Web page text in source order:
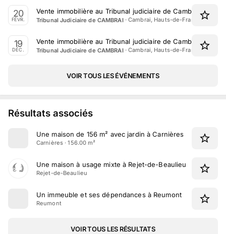
20
FÉVR.
Vente immobilière au Tribunal judiciaire de Cambrai le 20
Tribunal Judiciaire de CAMBRAI·Cambrai, Hauts-de-France
19
DÉC.
Vente immobilière au Tribunal judiciaire de Cambrai le 19
Tribunal Judiciaire de CAMBRAI·Cambrai, Hauts-de-France
VOIR TOUS LES ÉVÉNEMENTS
Résultats associés
Une maison de 156 m² avec jardin à Carnières
Carnières · 156.00 m²
Une maison à usage mixte à Rejet-de-Beaulieu
Rejet-de-Beaulieu
Un immeuble et ses dépendances à Reumont
Reumont
VOIR TOUS LES RÉSULTATS